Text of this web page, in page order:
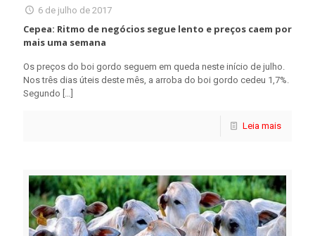
6 de julho de 2017
Cepea: Ritmo de negócios segue lento e preços caem por
mais uma semana
Os preços do boi gordo seguem em queda neste início de julho.
Nos três dias úteis deste mês, a arroba do boi gordo cedeu 1,7%.
Segundo […]
Leia mais